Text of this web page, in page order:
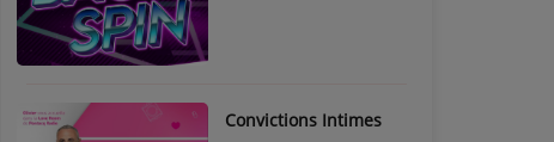
Convictions Intimes